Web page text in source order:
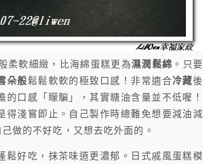
柔軟細緻，比海綿蛋糕更為濕潤鬆綿 。只要
朵般鬆鬆軟軟的極致口感！非常適合冷藏後
口感「矇騙」，其實糖油含量並不低喔！
得淺嘗即止。自己製作時總難免想要減油減
做的不好吃，又想去吃外面的。
鬆好吃，抹茶味道更濃郁。日式戚風蛋糕模